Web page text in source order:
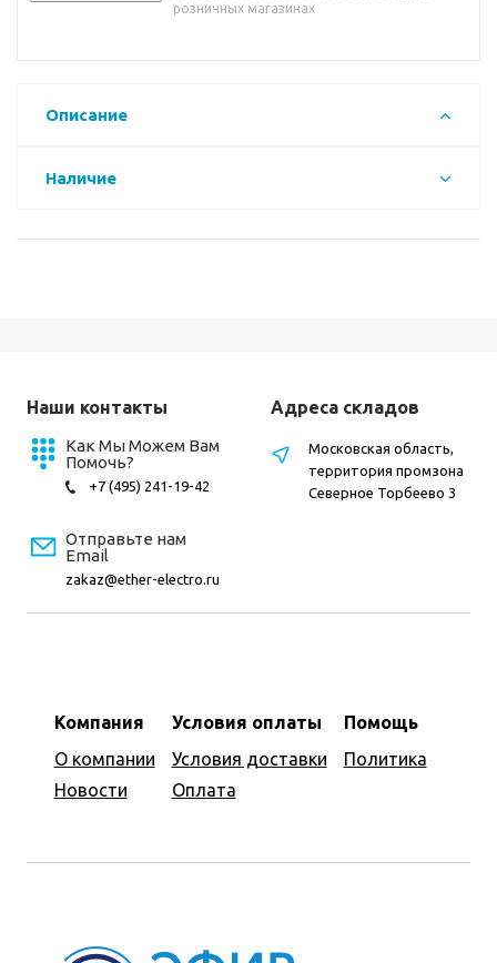
розничных магазинах
Описание
Наличие
Наши контакты
Как Мы Можем Вам
Помочь?
+7 (495) 241-19-42
Отправьте нам
Email
zakaz@ether-electro.ru
Компания
О компании
Новости
Условия оплаты
Условия доставки
Оплата
Помощь
Политика
Адреса складов
Московская область,
территория промзона
Северное Торбеево 3